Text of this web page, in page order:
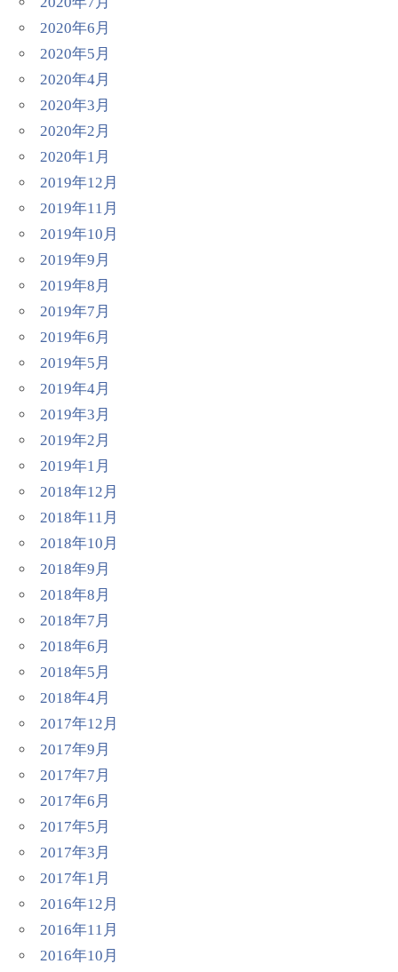
2020年6月
2020年5月
2020年4月
2020年3月
2020年2月
2020年1月
2019年12月
2019年11月
2019年10月
2019年9月
2019年8月
2019年7月
2019年6月
2019年5月
2019年4月
2019年3月
2019年2月
2019年1月
2018年12月
2018年11月
2018年10月
2018年9月
2018年8月
2018年7月
2018年6月
2018年5月
2018年4月
2017年12月
2017年9月
2017年7月
2017年6月
2017年5月
2017年3月
2017年1月
2016年12月
2016年11月
2016年10月